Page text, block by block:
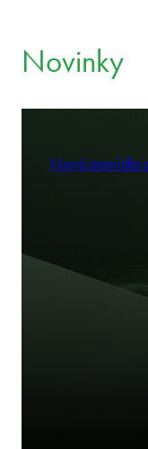
Novinky
Nová pravidla